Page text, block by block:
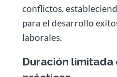
conflictos,
para el desarrollo
laborales.
Duración limitada